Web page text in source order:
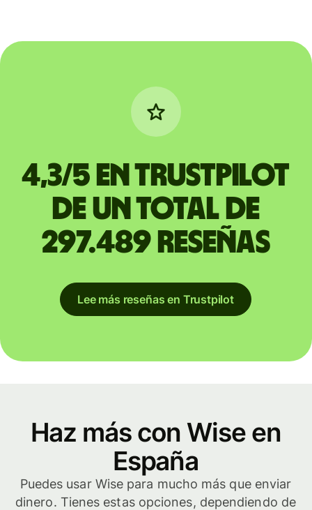
4,3/5 en Trustpilot
de un total de
297.489 reseñas
Lee más reseñas en Trustpilot
Haz más con Wise en
España
Puedes usar Wise para mucho más que enviar
dinero. Tienes estas opciones, dependiendo de